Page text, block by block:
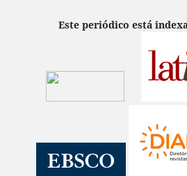
Este periódico está